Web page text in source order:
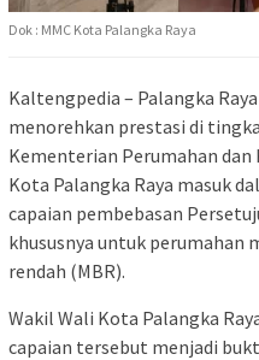
Dok : MMC Kota Palangka Raya
Kaltengpedia – Palangka
menorehkan prestasi di
Kementerian Perumahan dan
Kota Palangka Raya masuk
capaian pembebasan
khususnya untuk perumahan
rendah (MBR).
Wakil Wali Kota Palangka
capaian tersebut menjadi